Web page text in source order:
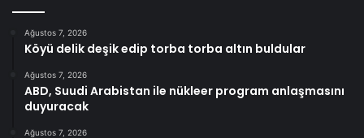
Ağustos 7, 2026
Köyü delik deşik edip torba torba altın buldular
Ağustos 7, 2026
ABD, Suudi Arabistan ile nükleer program anlaşmasını
duyuracak
Ağustos 7, 2026